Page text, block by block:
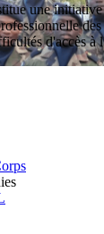
une
des
d'accès à